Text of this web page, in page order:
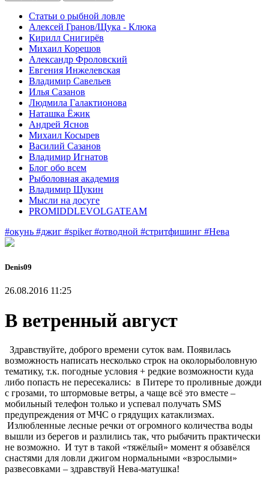
Статьи о рыбной ловле
Алексей Гранов/Щука - Клюка
Кирилл Снигирёв
Михаил Корешов
Александр Фроловский
Евгения Инжелевская
Владимир Савельев
Илья Сазанов
Людмила Галактионова
Наташка Ёжик
Андрей Яснов
Михаил Косырев
Василий Сазанов
Владимир Игнатов
Блог обо всем
Рыболовная академия
Владимир Щукин
Мысли на досуге
PROMIDDLEVOLGATEAM
#окунь #джиг #spiker#отводной #стритфишинг #Нева
Denis09
26.08.2016 11:25
В ветренный август
Здравствуйте, доброго времени суток вам. Появилась
возможность написать несколько строк на околорыболовную
тематику, т.к. погодные условия + редкие возможности куда
либо попасть не пересекались: в Питере то проливные дожди
с грозами, то штормовые ветры, а чаще всё это вместе –
мобильный телефон только и успевал получать SMS
предупреждения от МЧС о грядущих катаклизмах.
Излюбленные лесные речки от огромного количества воды
вышли из берегов и разлились так, что рыбачить практически
не возможно. И тут в такой «тяжёлый» момент я обзавёлся
снастями для ловли джигом нормальными «взрослыми»
развесовками – здравствуй Нева-матушка!